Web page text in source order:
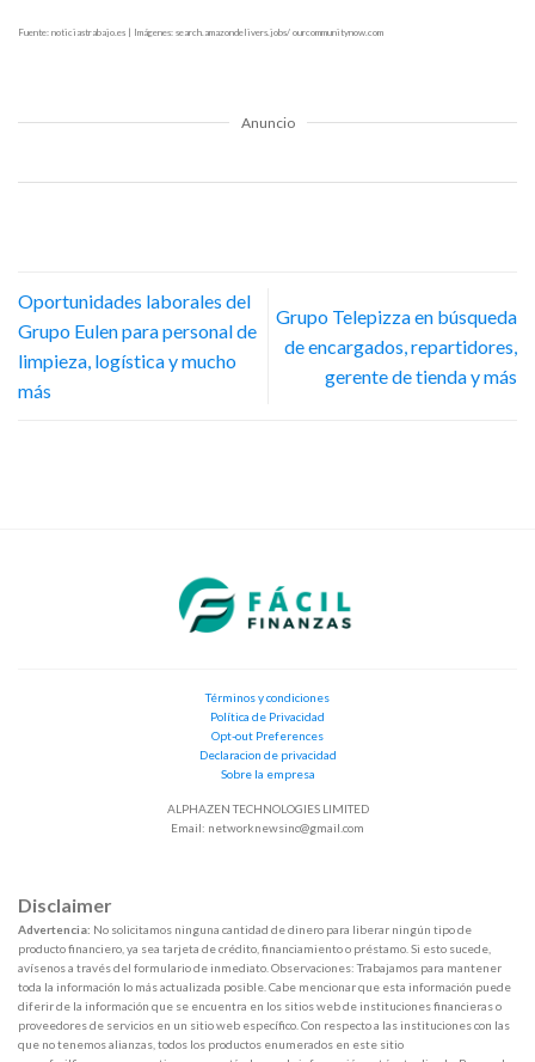
Fuente: noticiastrabajo.es | Imágenes: search.amazondelivers.jobs/ ourcommunitynow.com
Anuncio
Oportunidades laborales del
Grupo Eulen para personal de
limpieza, logística y mucho
más
Grupo Telepizza en búsqueda
de encargados, repartidores,
gerente de tienda y más
Términos y condiciones
Política de Privacidad
Opt-out Preferences
Declaracion de privacidad
Sobre la empresa
ALPHAZEN TECHNOLOGIES LIMITED
Email: networknewsinc@gmail.com
Disclaimer
Advertencia: No solicitamos ninguna cantidad de dinero para liberar ningún tipo de
producto financiero, ya sea tarjeta de crédito, financiamiento o préstamo. Si esto sucede,
avísenos a través del formulario de inmediato. Observaciones: Trabajamos para mantener
toda la información lo más actualizada posible. Cabe mencionar que esta información puede
diferir de la información que se encuentra en los sitios web de instituciones financieras o
proveedores de servicios en un sitio web específico. Con respecto a las instituciones con las
que no tenemos alianzas, todos los productos enumerados en este sitio